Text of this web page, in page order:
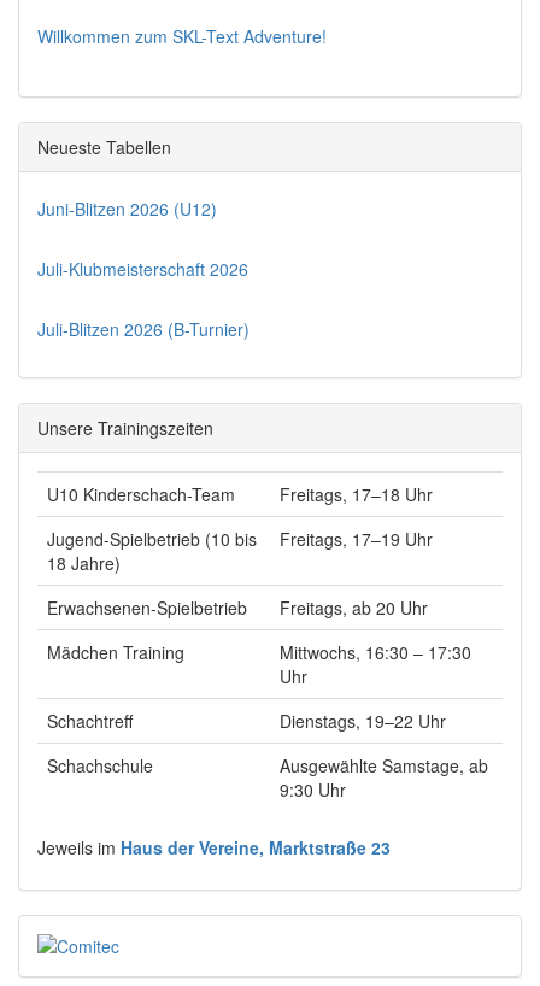
Willkommen zum SKL-Text Adventure!
Neueste Tabellen
Juni-Blitzen 2026 (U12)
Juli-Klubmeisterschaft 2026
Juli-Blitzen 2026 (B-Turnier)
Unsere Trainingszeiten
U10 Kinderschach-Team
Freitags, 17–18 Uhr
Jugend-Spielbetrieb (10 bis
18 Jahre)
Freitags, 17–19 Uhr
Erwachsenen-Spielbetrieb
Freitags, ab 20 Uhr
Mädchen Training
Mittwochs, 16:30 – 17:30
Uhr
Schachtreff
Dienstags, 19–22 Uhr
Schachschule
Ausgewählte Samstage, ab
9:30 Uhr
Jeweils im Haus der Vereine, Marktstraße 23